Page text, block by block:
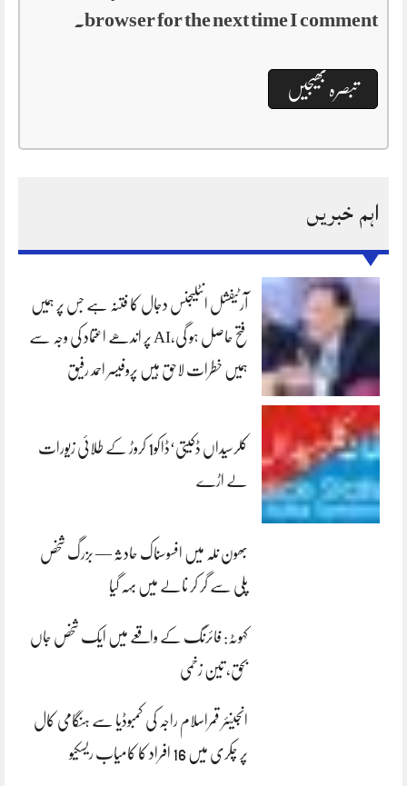
browser for the next time I comment.
اہم خبریں
آرٹیفشل انٹلیجنس دجال کا فتنہ ہے جس پر ہمیں
فتح حاصل ہو گی،AI پر اندھے اعتماد کی وجہ سے
ہمیں خطرات لاحق ہیں پروفیسر احمد رفیق
کلرسیداں ڈکیتی‘ڈاکو1 کروڑ کے طلائی زیورات
لے اڑے
بھون نلہ میں افسوسناک حادثہ — بزرگ شخص
پلی سے گر کر نالے میں بہہ گیا
کہوٹہ: فائرنگ کے واقعے میں ایک شخص جاں
بحق، تین زخمی
انجینئر قمراسلام راجہ کی کمبوڈیا سے ہنگامی کال
پر چکری میں 16 افراد کا کامیاب ریسکیو